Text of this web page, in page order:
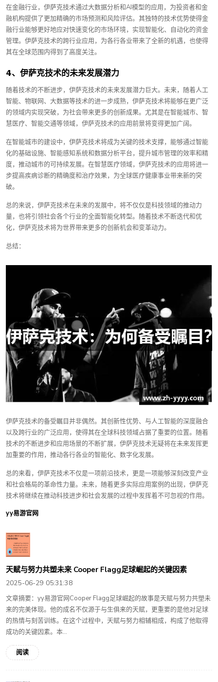
在金融行业，伊萨克技术通过大数据分析和AI模型的应用，为投资者和金
融机构提供了更加精确的市场预测和风险评估。其独特的技术优势使得金
融行业能够更好地应对快速变化的市场环境，实现智能化、自动化的资金
管理。伊萨克技术的跨行业应用，为各行各业带来了全新的机遇，也使得
其在全球范围内得到了高度关注。
4、伊萨克技术的未来发展潜力
随着技术的不断进步，伊萨克技术的未来发展潜力巨大。未来，随着人工
智能、物联网、大数据等技术的进一步成熟，伊萨克技术将能够在更广泛
的领域内实现突破，为社会带来更多的创新成果。尤其是在智能城市、智
慧医疗、智能交通等领域，伊萨克技术的应用前景将变得更加广阔。
在智能城市的建设中，伊萨克技术将成为关键的技术支撑，能够通过智能
化的基础设施、智能感知系统和数据分析平台，提升城市管理的效率和精
度，推动城市的可持续发展。在智慧医疗领域，伊萨克技术的应用将进一
步提高疾病诊断的精确度和治疗效果，为全球医疗健康事业带来新的突
破。
总的来说，伊萨克技术在未来的发展中，将不仅仅是科技领域的推动力
量，也将引领社会各个行业的全面智能化转型。随着技术不断迭代和优
化，伊萨克技术将为世界带来更多的创新机会和变革动力。
总结：
伊萨克技术的备受瞩目并非偶然。其创新性优势、与人工智能的深度融合
以及跨行业的广泛应用，使得其在全球科技领域占据了重要的位置。随着
技术的不断进步和应用场景的不断扩展，伊萨克技术无疑将在未来发挥更
加重要的作用，推动各行各业的智能化、数字化发展。
总的来看，伊萨克技术不仅是一项前沿技术，更是一项能够深刻改变产业
和社会格局的革命性力量。未来，随着更多实际应用案例的出现，伊萨克
技术将继续在推动科技进步和社会发展的过程中发挥着不可忽视的作用。
yy易游官网
天赋与努力共塑未来 Cooper Flagg足球崛起的关键因素
2025-06-29 05:31:38
文章摘要：yy易游官网Cooper Flagg足球崛起的故事是天赋与努力共塑未
来的完美体现。他的成名不仅源于与生俱来的天赋，更重要的是他对足球
的热情与刻苦训练。在这个过程中，天赋与努力相辅相成，构成了他取得
成功的关键因素。本...
阅读